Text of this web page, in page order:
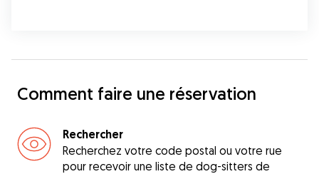
Comment faire une réservation
Rechercher
Recherchez votre code postal ou votre rue
pour recevoir une liste de dog-sitters de